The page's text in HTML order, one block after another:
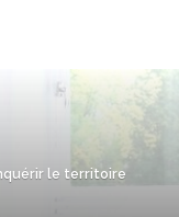
le territoire